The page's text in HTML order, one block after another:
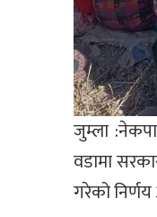
जुम्ला
वडामा
गरेको